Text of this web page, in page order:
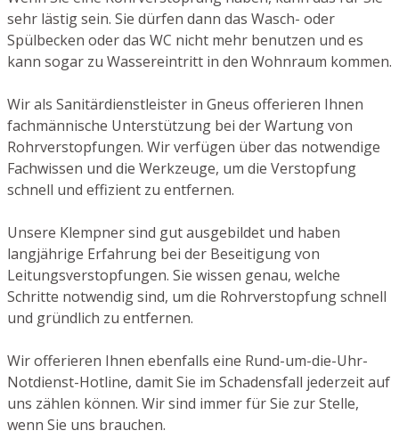
sehr lästig sein. Sie dürfen dann das Wasch- oder
Spülbecken oder das WC nicht mehr benutzen und es
kann sogar zu Wassereintritt in den Wohnraum kommen.
Wir als Sanitärdienstleister in Gneus offerieren Ihnen
fachmännische Unterstützung bei der Wartung von
Rohrverstopfungen. Wir verfügen über das notwendige
Fachwissen und die Werkzeuge, um die Verstopfung
schnell und effizient zu entfernen.
Unsere Klempner sind gut ausgebildet und haben
langjährige Erfahrung bei der Beseitigung von
Leitungsverstopfungen. Sie wissen genau, welche
Schritte notwendig sind, um die Rohrverstopfung schnell
und gründlich zu entfernen.
Wir offerieren Ihnen ebenfalls eine Rund-um-die-Uhr-
Notdienst-Hotline, damit Sie im Schadensfall jederzeit auf
uns zählen können. Wir sind immer für Sie zur Stelle,
wenn Sie uns brauchen.